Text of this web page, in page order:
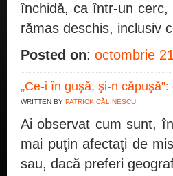
închidă, ca într-un cerc,
rămas deschis, inclusiv
Posted on: octombrie
„Ce-i în guşă, şi-n
WRITTEN BY PATRICK CĂLINESCU
Ai observat cum sunt,
mai puţin afectaţi de
sau, dacă preferi